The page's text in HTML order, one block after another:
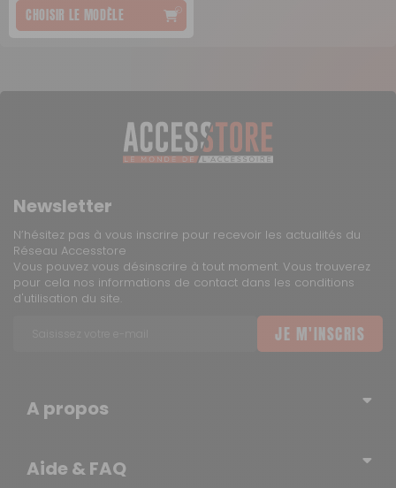
CHOISIR LE MODÈLE
Newsletter
N’hésitez pas à vous inscrire pour recevoir les actualités du
Réseau Accesstore
Vous pouvez vous désinscrire à tout moment. Vous trouverez
pour cela nos informations de contact dans les conditions
d'utilisation du site.
JE M'INSCRIS
A propos
Blog – l’actualité du Réseau
Aide & FAQ